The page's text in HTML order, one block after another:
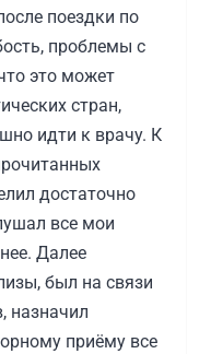
поездки по
проблемы с
это может
стран,
идти к врачу. К
достаточно
все мои
Далее
был на связи
назначил
приёму все